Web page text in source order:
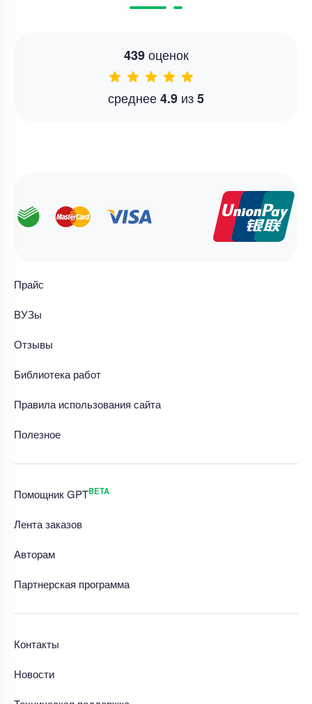
439оценок
среднее4.9 из5
Прайс
ВУЗы
Отзывы
Библиотека работ
Правила использования сайта
Полезное
Помощник GPTBETA
Лента заказов
Авторам
Партнерская программа
Контакты
Новости